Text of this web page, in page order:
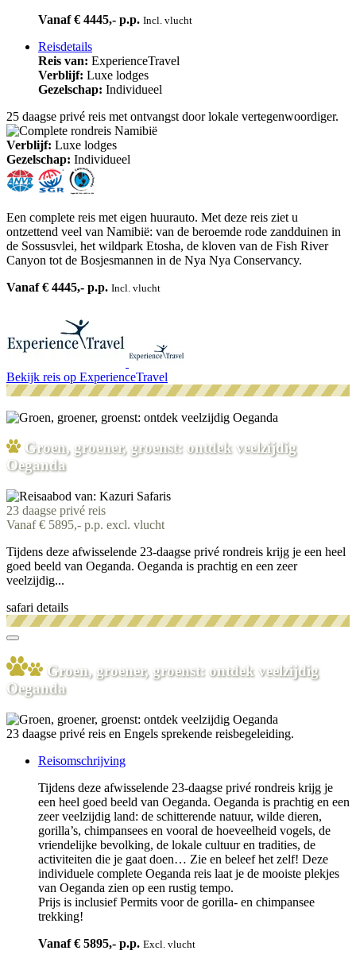
Vanaf € 4445,- p.p. Incl. vlucht
Reisdetails
Reis van: ExperienceTravel
Verblijf: Luxe lodges
Gezelschap: Individueel
25 daagse privé reis met ontvangst door lokale vertegenwoordiger.
Verblijf: Luxe lodges
Gezelschap: Individueel
Een complete reis met eigen huurauto. Met deze reis ziet u
ontzettend veel van Namibië: van de beroemde rode zandduinen in
de Sossusvlei, het wildpark Etosha, de kloven van de Fish River
Canyon tot de Bosjesmannen in de Nya Nya Conservancy.
Vanaf € 4445,- p.p. Incl. vlucht
Bekijk reis op ExperienceTravel
Groen, groener, groenst: ontdek veelzijdig
Oeganda
23 daagse privé reis
Vanaf € 5895,- p.p. excl. vlucht
Tijdens deze afwisselende 23-daagse privé rondreis krijg je een heel
goed beeld van Oeganda. Oeganda is prachtig en een zeer
veelzijdig...
safari details
Groen, groener, groenst: ontdek veelzijdig
Oeganda
23 daagse privé reis en Engels sprekende reisbegeleiding.
Reisomschrijving
Tijdens deze afwisselende 23-daagse privé rondreis krijg je
een heel goed beeld van Oeganda. Oeganda is prachtig en een
zeer veelzijdig land: de schitterende natuur, wilde dieren,
gorilla’s, chimpansees en vooral de hoeveelheid vogels, de
vriendelijke bevolking, de lokale cultuur en tradities, de
activiteiten die je gaat doen… Zie en beleef het zelf! Deze
individuele complete Oeganda reis laat je de mooiste plekjes
van Oeganda zien op een rustig tempo.
Prijs is inclusief Permits voor de gorilla- en chimpansee
trekking!
Vanaf € 5895,- p.p. Excl. vlucht